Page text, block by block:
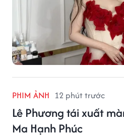
PHIM ẢNH 12 phút trước
Lê Phương tái xuất
Ma Hạnh Phúc